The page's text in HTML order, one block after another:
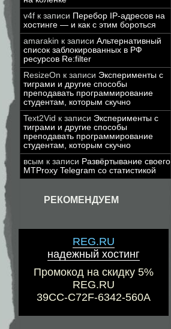
v4f к записи Перебор IP-адресов на
хостинге — и как с этим бороться
amarakin к записи Альтернативный
список заблокированных в РФ
ресурсов Re:filter
ResizeOn к записи Эксперименты с
тиграми и другие способы
преподавать программирование
студентам, которым скучно
Text2Vid к записи Эксперименты с
тиграми и другие способы
преподавать программирование
студентам, которым скучно
всым к записи Развёртывание своего
MTProxy Telegram со статистикой
РЕКОМЕНДУЕМ
REG.RU
надежный хостинг
Промокод на скидку 5%
REG.RU
39CC-C72F-6342-560A